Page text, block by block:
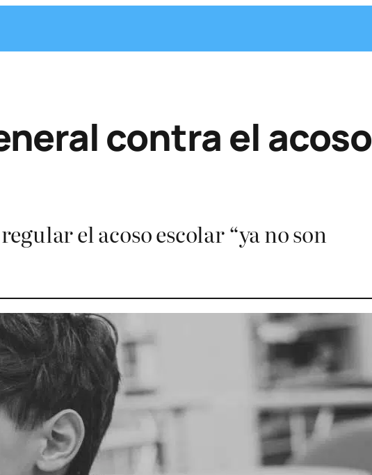
contra el acoso
el acoso escolar “ya no son